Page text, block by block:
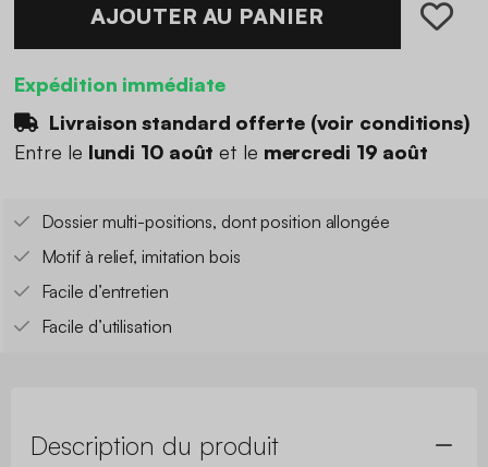
AJOUTER AU PANIER
Expédition immédiate
Livraison standard offerte (voir conditions)
Entre le lundi 10 août et le mercredi 19 août
Dossier multi-positions, dont position allongée
Motif à relief, imitation bois
Facile d’entretien
Facile d’utilisation
Description du produit